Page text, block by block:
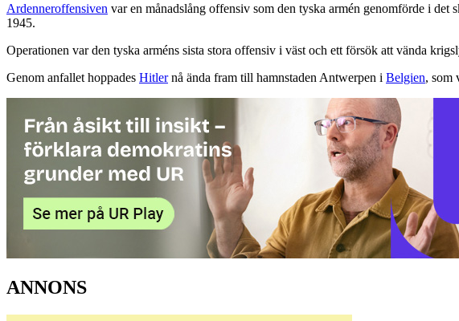
Ardenneroffensiven var en månadslång offensiv som den tyska armén genomförde i
1945.
Operationen var den tyska arméns sista stora offensiv i väst och ett försök att vända
Genom anfallet hoppades Hitlernå ända fram till hamnstaden Antwerpen i Belgien, som
ANNONS